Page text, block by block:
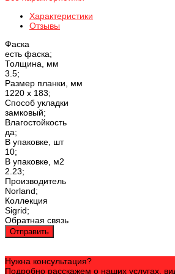
Характеристики
Отзывы
Фаска
есть фаска;
Толщина, мм
3.5;
Размер планки, мм
1220 х 183;
Способ укладки
замковый;
Влагостойкость
да;
В упаковке, шт
10;
В упаковке, м2
2.23;
Производитель
Norland;
Коллекция
Sigrid;
Обратная связь
Отправить
Нужна консультация?
Подробно расскажем о наших услугах,